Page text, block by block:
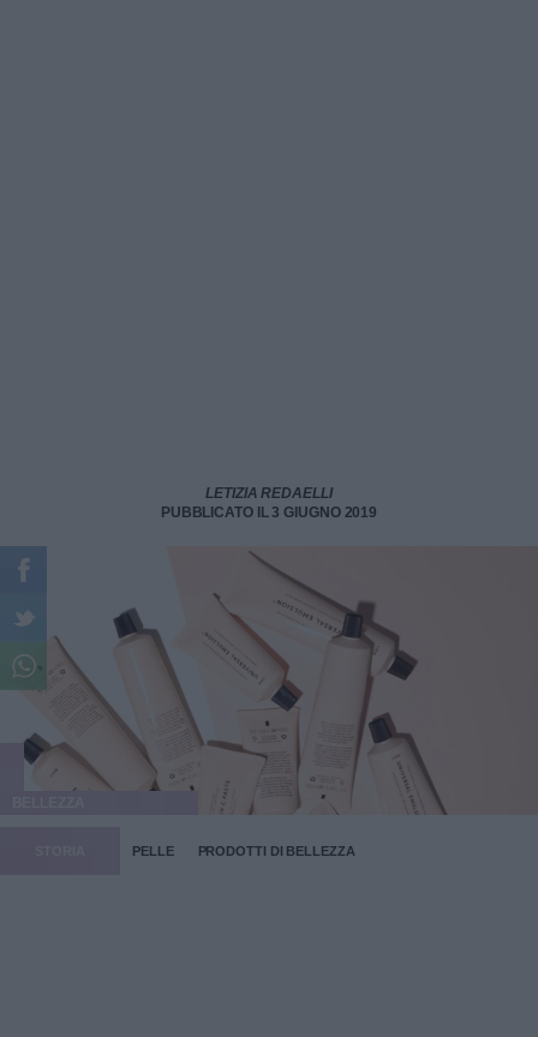
LETIZIA REDAELLI
PUBBLICATO IL 3 GIUGNO 2019
PELLE PRODOTTI DI BELLEZZA